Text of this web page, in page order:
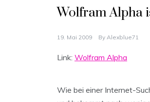
Wolfram Alpha
19. Mai 2009 By Alexblue71
Link: Wolfram Alpha
Wie bei einer Internet-